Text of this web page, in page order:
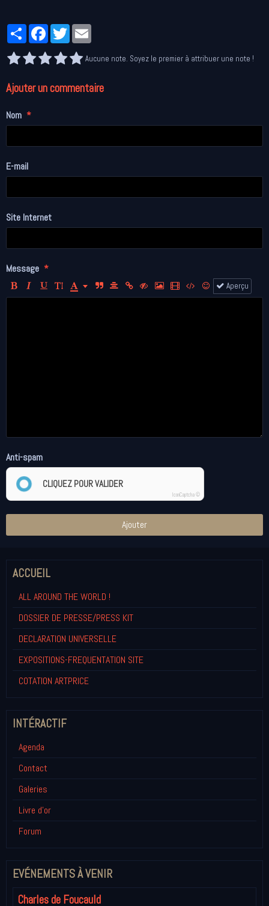
PartagerFacebookTwitter
Aucune note. Soyez le premier à attribuer une note !
Ajouter un commentaire
Nom
E-mail
Site Internet
Message
Aperçu
Anti-spam
CLIQUEZ POUR VALIDER
IconCaptcha ©
Ajouter
ACCUEIL
ALL AROUND THE WORLD !
DOSSIER DE PRESSE/PRESS KIT
DECLARATION UNIVERSELLE
EXPOSITIONS-FREQUENTATION SITE
COTATION ARTPRICE
INTÉRACTIF
Agenda
Contact
Galeries
Livre d'or
Forum
EVÉNEMENTS À VENIR
Charles de Foucauld